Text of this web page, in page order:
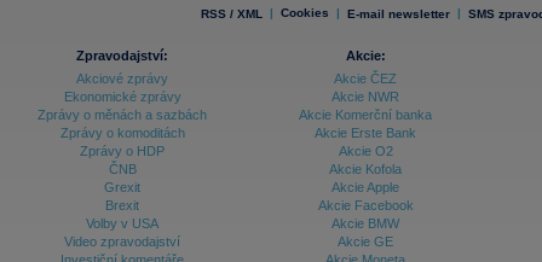
RSS / XML | Cookies | E-mail newsletter | SMS
Zpravodajství:
Akciové zprávy
Ekonomické zprávy
Zprávy o měnách a sazbách
Zprávy o komoditách
Zprávy o HDP
ČNB
Grexit
Brexit
Volby v USA
Video zpravodajství
Akcie:
Akcie ČEZ
Akcie NWR
Akcie Komerční banka
Akcie Erste Bank
Akcie O2
Akcie Kofola
Akcie Apple
Akcie Facebook
Akcie BMW
Akcie GE